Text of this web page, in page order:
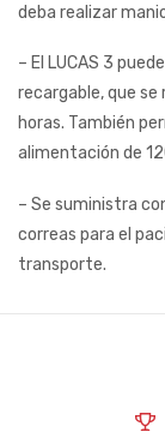
deba realizar
– El LUCAS 3
recargable, que
horas. También
alimentación de
– Se suministra
correas para el
transporte.